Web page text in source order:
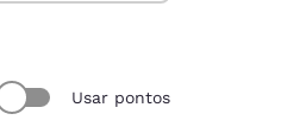
Usar pontos